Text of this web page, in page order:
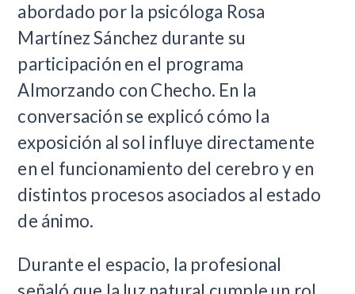
abordado por la psicóloga Rosa
Martínez Sánchez durante su
participación en el programa
Almorzando con Checho. En la
conversación se explicó cómo la
exposición al sol influye directamente
en el funcionamiento del cerebro y en
distintos procesos asociados al estado
de ánimo.
Durante el espacio, la profesional